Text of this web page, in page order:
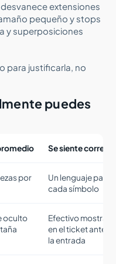
extensiones
pequeño y stops
y superposiciones
para justificarla, no
puedes
Se siente
por
Un lenguaje para
cada símbolo
oculto
Efectivo
en el ticket antes
la entrada